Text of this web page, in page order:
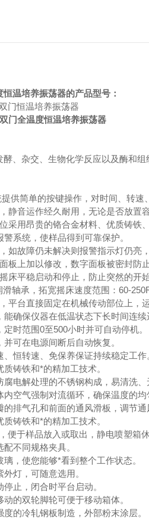
恒温培养振荡器的产品型号：
门恒温培养振荡器
门全温度恒温培养振荡器
、杂交、生物化学反应以及酶和
供简单的按键操作，对时间、转速
静音运作经久耐用，无论是否放置
采用昂贵的铬合金材料、优质铸铁
系统，使样品得到可靠保护。
如故障仍未解决则报警指示灯仍亮
板上加以修改，数字面板被密封防
床平稳启动和停止，防止突然的开始
轴承，拓宽摇床速度范围：60-
平台直接固定在机械传动部位上，
确保仪器在低温状态下长时间连续
时范围0至500小时并可自动停机。
可在电源间断后自动恢复。
恒转速、免保养保证持续稳定工作
铸铁和*的精加工技术。
电解处理的不锈钢构成，易清洗、
空气强制对流循环，确保温度的均
排气孔和前面的通风滑板，调节通
铸铁和*的精加工技术。
便于样品放入或取出，静电喷塑箱
不同规格夹具。
，使您能够*看到整个工作状态。
灯，可随意选用。
止，闭合时平台启动。
的双轮脚轮可便于移动箱体。
的冷轧钢板制造，外部粉末涂层。